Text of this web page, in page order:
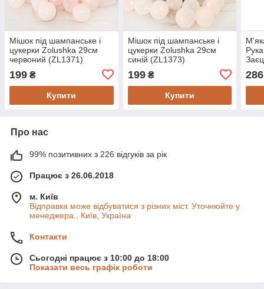
Мішок під шампанське і
цукерки Zolushka 29см
червоний (ZL1371)
199 ₴
Купити
Мішок під шампанське і
цукерки Zolushka 29см
синій (ZL1373)
199₴
Купити
286
Про нас
99% позитивних з 226 відгуків за рік
Працює з 26.06.2018
м. Київ
Відправка може відбуватися з різних міст. Уточнюйте у
менеджера., Київ, Україна
Контакти
Сьогодні працює з 10:00 до 18:00
Показати весь графік роботи